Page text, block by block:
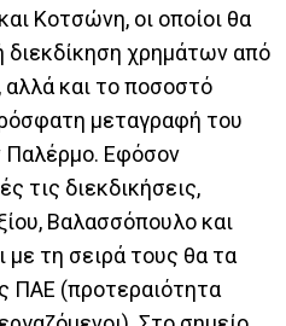
Κοτσώνη, οι οποίοι θα
διεκδίκηση χρημάτων από
αλλά και το ποσοστό
μεταγραφή του
Παλέρμο. Εφόσον
τις διεκδικήσεις,
Βαλασσόπουλο και
με τη σειρά τους θα τα
ΠΑΕ (προτεραιότητα